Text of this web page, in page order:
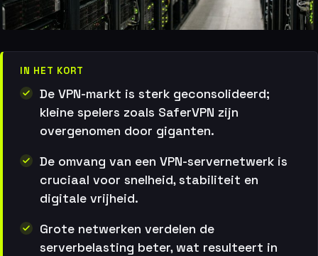
IN HET KORT
De VPN-markt is sterk geconsolideerd;
kleine spelers zoals SaferVPN zijn
overgenomen door giganten.
De omvang van een VPN-servernetwerk is
cruciaal voor snelheid, stabiliteit en
digitale vrijheid.
Grote netwerken verdelen de
serverbelasting beter, wat resulteert in